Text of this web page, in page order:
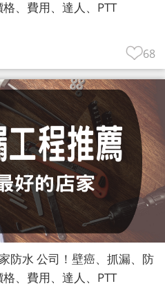
、費用、達人、PTT
68
防水 公司！壁癌、抓漏、防
、費用、達人、PTT